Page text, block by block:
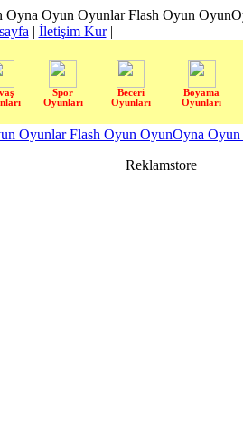
Oyun Oyunlar Flash Oyun
| İletişim Kur|
Spor
Oyunları
Beceri
Oyunları
Boyama
Oyunları
Oyunlar Flash Oyun OyunOyna Oyun
Reklamstore